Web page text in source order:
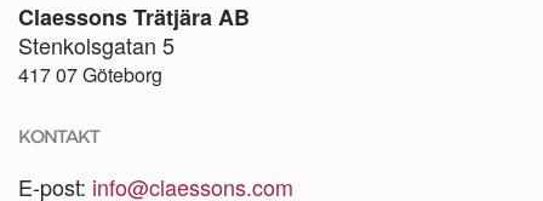
Claessons Trätjära AB
Stenkolsgatan 5
417 07 Göteborg
KONTAKT
E-post: info@claessons.com